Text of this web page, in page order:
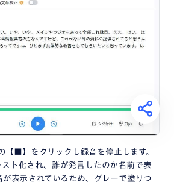
【■】をクリックし録音を停止します。
ト化され、誰が発言したのか名前で表
が表示されているため、グレーで塗りつ